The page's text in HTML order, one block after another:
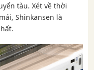
tàu. Xét về thời
Shinkansen là